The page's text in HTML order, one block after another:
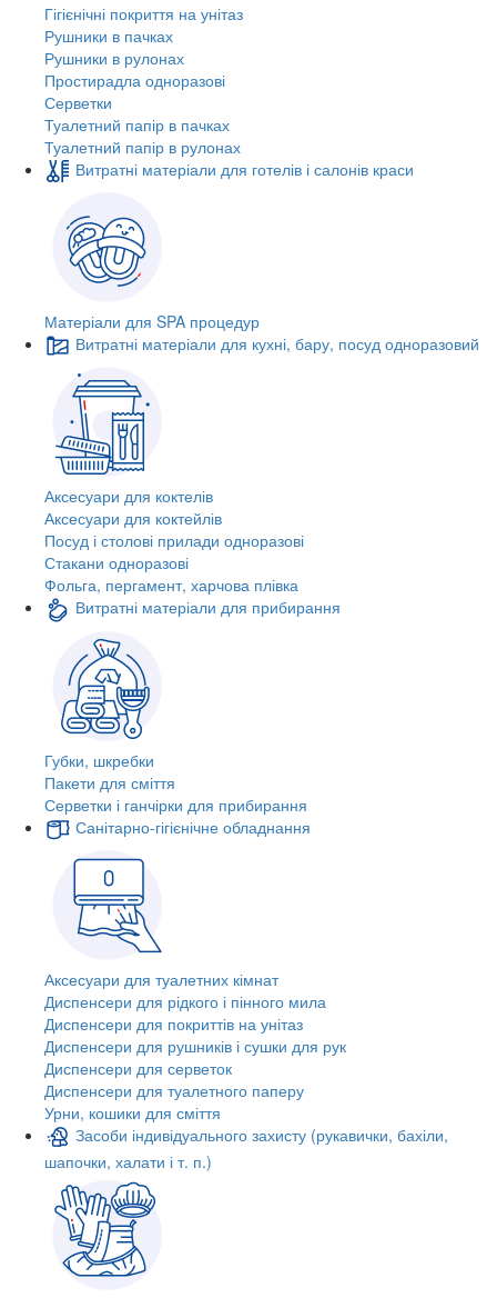
Гігієнічні покриття на унітаз
Рушники в пачках
Рушники в рулонах
Простирадла одноразові
Серветки
Туалетний папір в пачках
Туалетний папір в рулонах
Витратні матеріали для готелів і салонів краси
Матеріали для SPA процедур
Витратні матеріали для кухні, бару, посуд одноразовий
Аксесуари для коктелів
Аксесуари для коктейлів
Посуд і столові прилади одноразові
Стакани одноразові
Фольга, пергамент, харчова плівка
Витратні матеріали для прибирання
Губки, шкребки
Пакети для сміття
Серветки і ганчірки для прибирання
Санітарно-гігієнічне обладнання
Аксесуари для туалетних кімнат
Диспенсери для рідкого і пінного мила
Диспенсери для покриттів на унітаз
Диспенсери для рушників і сушки для рук
Диспенсери для серветок
Диспенсери для туалетного паперу
Урни, кошики для сміття
Засоби індивідуального захисту (рукавички, бахіли,
шапочки, халати і т. п.)